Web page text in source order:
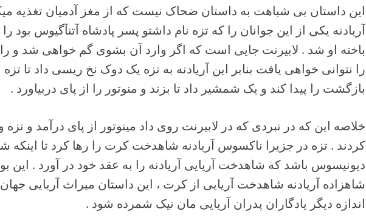
این داستان بی شباهت به داستان ضحاک نیست که از مغز آدمیان تغذیه
آریادنه یکی از این جوانان را که تزه نام داشتو پسر پادشاه آتنآگیوس
باخته او شد . لابیرنت جایی است که اگر وارد آن بشوی گم خواهی شد و
را نتوانی خواهی یافت بنابر این آریادنه به تزه یک دوک نخ ریسی داد تا تزه
بازگشت را پیدا کند و یک شمشیر داد تا بزند و منوتور را از پای دربیاورد .
خلاصه این که در نبردی که در لابیرنت روی داد مینوتور از پای درآمد و تزه و
کردند . تزه در جزیرا ناکسوس آریادنه شاهدخت کرت را رها کرد تا اینکه
دیونیسوس باشد که شاهدخت آریایی آریادنه را به عقد خود در آورد . این
شاهزاده آریادنه شاهدخت آریایی از کرت ، این داستان میراث آریایی
اندازه دیگر یادگاران پدران آریایی مان نیک شمرده شود .